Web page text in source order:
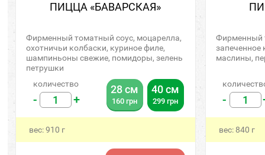
ПИЦЦА «БАВАРСКАЯ»
Фирменный томатный соус, моцарелла,
охотничьи колбаски, куриное филе,
шампиньоны свежие, помидоры, зелень
петрушки
количество
- +
28 см
160 грн
40 см
299 грн
вес:910 г
Фирменный
запеченное
маслины,
-
вес: 840 г